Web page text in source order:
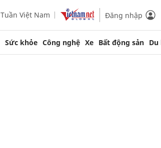
Tuần Việt Nam Đăng nhập
Sức khỏe Công nghệ Xe Bất động sản Du